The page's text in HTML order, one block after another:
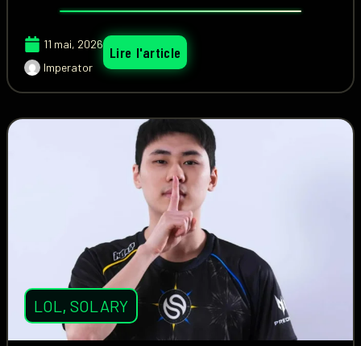
11 mai, 2026
Imperator
Lire l'article
LOL,SOLARY